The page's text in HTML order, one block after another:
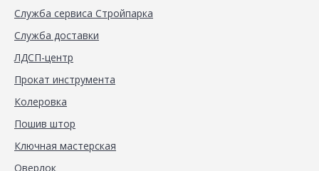
Служба сервиса Стройпарка
Служба доставки
ЛДСП-центр
Прокат инструмента
Колеровка
Пошив штор
Ключная мастерская
Оверлок